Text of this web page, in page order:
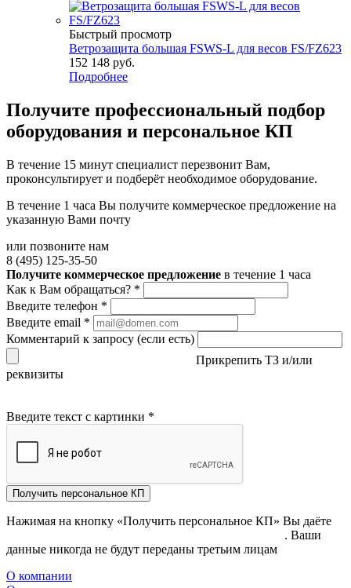
Быстрый просмотр
Ветрозащита большая FSWS-L для весов FS/FZ623
152 148 руб.
Подробнее
Получите профессиональный подбор
оборудования и персональное КП
В течение 15 минут специалист перезвонит Вам,
проконсультирует и подберёт необходимое оборудование.
В течение 1 часа Вы получите коммерческое предложение на
указанную Вами почту
или позвоните нам
8 (495) 125-35-50
Получите коммерческое предложение в течение 1 часа
Как к Вам обращаться? *
Введите телефон *
Введите email *
Комментарий к запросу (если есть)
Прикрепить ТЗ и/или
реквизиты
Введите текст с картинки *
Получить персональное КП
Нажимая на кнопку «Получить персональное КП» Вы даёте
. Ваши
данные никогда не будут переданы третьим лицам
О компании